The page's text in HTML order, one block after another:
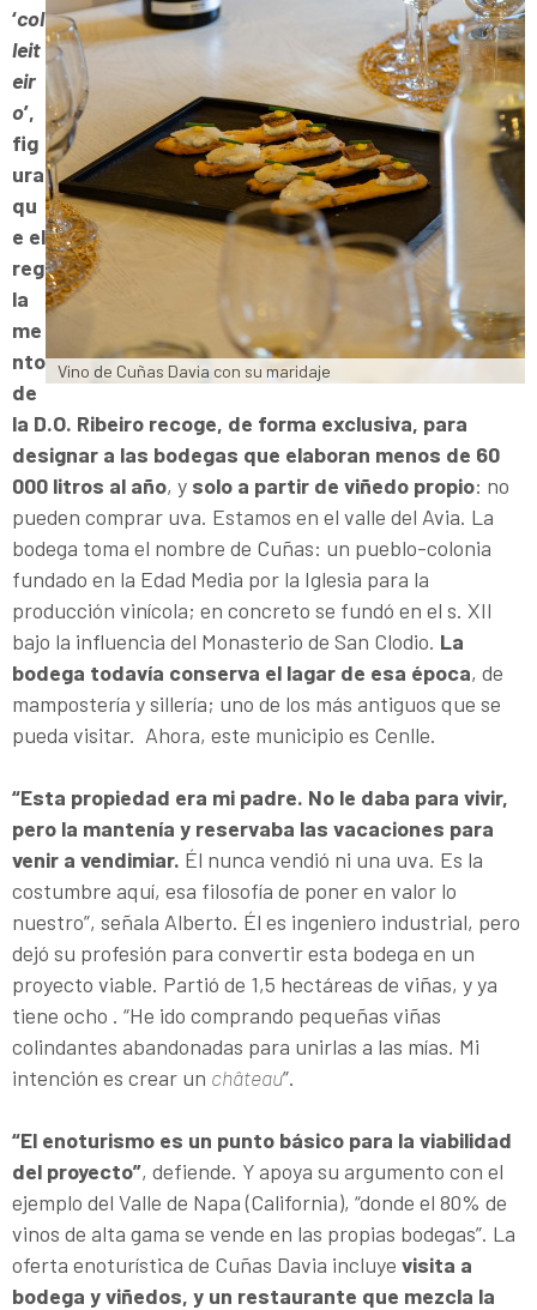
Vino de Cuñas Davia con su maridaje
‘col
leit
eir
o’,
fig
ura
qu
e el
reg
la
me
nto
de
la D.O. Ribeiro recoge, de forma exclusiva, para
designar a las bodegas que elaboran menos de 60
000 litros al año, y solo a partir de viñedo propio: no
pueden comprar uva. Estamos en el valle del Avia. La
bodega toma el nombre de Cuñas: un pueblo-colonia
fundado en la Edad Media por la Iglesia para la
producción vinícola; en concreto se fundó en el s. XII
bajo la influencia del Monasterio de San Clodio. La
bodega todavía conserva el lagar de esa época, de
mampostería y sillería; uno de los más antiguos que se
pueda visitar. Ahora, este municipio es Cenlle.
“Esta propiedad era mi padre. No le daba para vivir,
pero la mantenía y reservaba las vacaciones para
venir a vendimiar. Él nunca vendió ni una uva. Es la
costumbre aquí, esa filosofía de poner en valor lo
nuestro”, señala Alberto. Él es ingeniero industrial, pero
dejó su profesión para convertir esta bodega en un
proyecto viable. Partió de 1,5 hectáreas de viñas, y ya
tiene ocho . “He ido comprando pequeñas viñas
colindantes abandonadas para unirlas a las mías. Mi
intención es crear un château”.
“El enoturismo es un punto básico para la viabilidad
del proyecto”, defiende. Y apoya su argumento con el
ejemplo del Valle de Napa (California), “donde el 80% de
vinos de alta gama se vende en las propias bodegas”. La
oferta enoturística de Cuñas Davia incluye visita a
bodega y viñedos, y un restaurante que mezcla la